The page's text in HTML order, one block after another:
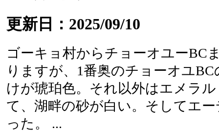
更新日：2025/09/10
ゴーキョ村からチョーオユーBC
りますが、1番奥のチョーオユ
けが琥珀色。それ以外はエメラ
て、湖畔の砂が白い。そしてエ
った。 ...